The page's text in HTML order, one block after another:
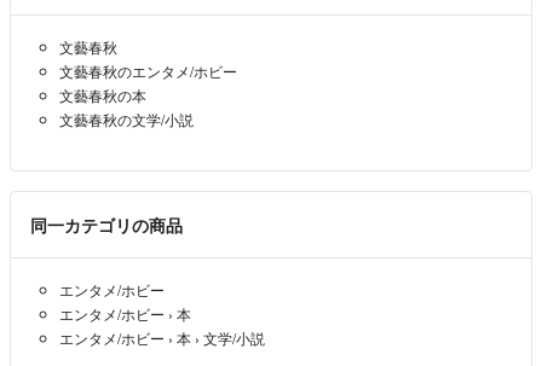
同梱希望や疑問は、お気軽にコメントでお尋ねください。
梱包に再利用の資材を使う事があります。
ご理解ご了承の程、宜しくお願い致します。
最後まで、お読み頂き感謝致します<(_ _*)>
文藝春秋
文藝春秋のエンタメ/ホビー
文藝春秋の本
文藝春秋の文学/小説
同一カテゴリの商品
エンタメ/ホビー
エンタメ/ホビー › 本
エンタメ/ホビー › 本 › 文学/小説